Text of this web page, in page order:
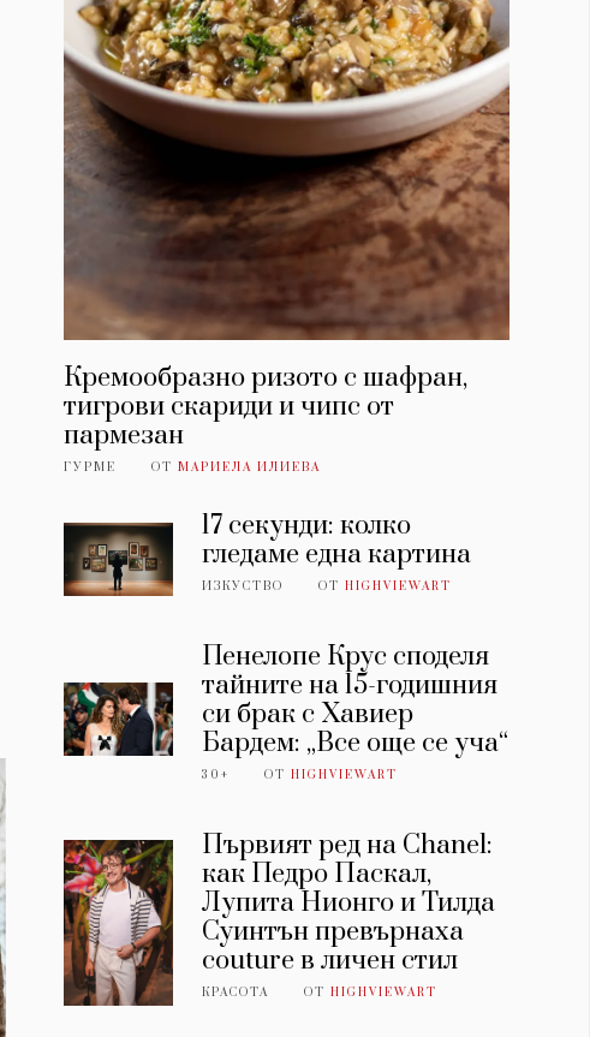
Кремообразно ризото с шафран,
тигрови скариди и чипс от
пармезан
ГУРМЕ ОТ МАРИЕЛА ИЛИЕВА
17 секунди: колко
гледаме една картина
ИЗКУСТВО ОТHIGHVIEWART
Пенелопе Крус споделя
тайните на 15-годишния
си брак с Хавиер
Бардем: „Все още се уча“
30+ ОТHIGHVIEWART
Първият ред на Chanel:
как Педро Паскал,
Лупита Нионго и Тилда
Суинтън превърнаха
couture в личен стил
КРАСОТА ОТHIGHVIEWART